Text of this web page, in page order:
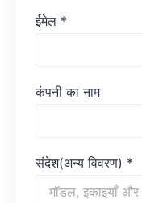
ईमेल *
कंपनी का नाम
संदेश(अन्य विवरण) *